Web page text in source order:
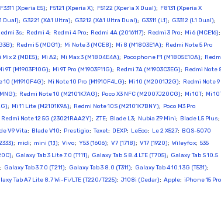
F3311 (Xperia E5); F5121 (Xperia X); F5122 (Xperia X Dual); F8131 (Xperia X
Dual); G3221 (XA1 Ultra); G3212 (XA1 Ultra Dual); G3311 (L1); G3312 (L1 Dual);
3s; Redmi 4; Redmi 4 Pro; Redmi 4A (2016117); Redmi 3 Pro; Mi 6 (MCE16);
; Redmi 5 (MDG1); Mi Note 3 (MCE8); Mi 8 (M1803E1A); Redmi Note 5 Pro
Mix 2 (MDE5); Mi A2; Mi Max 3 (M1804E4A); Pocophone F1 (M1805E10A);
9T (M1903F10G); Mi 9T Pro (M1903F11G); Redmi 7A (M1903C3EG); Redmi Note
10 (M1910F4G); Mi Note 10 Pro (M1910F4LG); Mi 10 (M2001J2G); Redmi Note 9
; Redmi Note 10 (M2101K7AG); Poco X3 NFC (M2007J20CG); Mi 10T; Mi
; Mi 11 Lite (M2101K9A); Redmi Note 10S (M2101K7BNY); Poco M3 Pro
Redmi Note 12 5G (23021RAA2Y); ZTE; Blade L3; Nubia Z9 Mini; Blade L5 Plus;
V9 Vita; Blade V10; Prestigio; Texet; DEXP; LeEco; Le 2 X527; BQS-5070
; midi; mini (1,1); Vivo; Y53 (1606); V7 (1718); V17 (1920); Wileyfox; 535
; Galaxy Tab 3 Lite 7.0 (T111); Galaxy Tab S 8.4 LTE (T705); Galaxy Tab S 10.5
; Galaxy Tab 3 7.0 (T211); Galaxy Tab 3 8.0 (T311); Galaxy Tab 4 10.1 3G (T531);
Tab A7 Lite 8.7 Wi-Fi/LTE (T220/T225); J108i (Cedar); Apple; iPhone 15 Pro